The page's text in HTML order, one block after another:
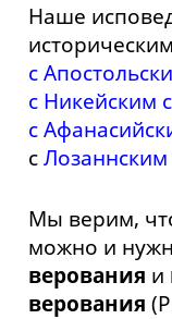
Наше
с
с Никейским
с
с
Мы верим,
можно и
верования и
верования